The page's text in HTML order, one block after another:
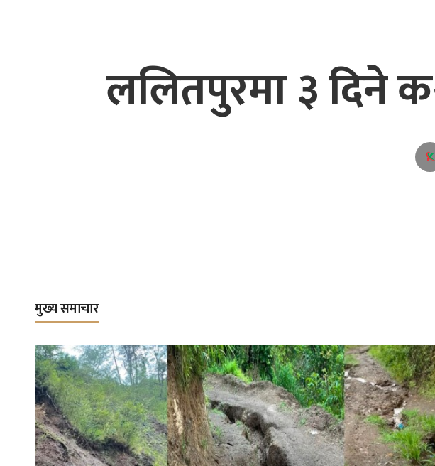
ललितपुरमा ३ दिने
मुख्य समाचार